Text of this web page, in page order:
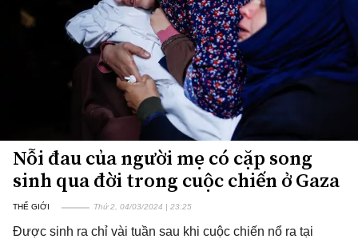
Nỗi đau của người mẹ có cặp song
sinh qua đời trong cuộc chiến ở Gaza
THẾ GIỚI Thứ 2, 04/03/2024 | 23:25
Được sinh ra chỉ vài tuần sau khi cuộc chiến nổ ra tại